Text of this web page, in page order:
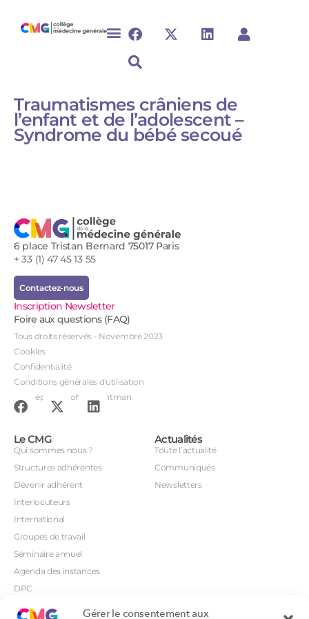
Gérer le consentement aux
Traumatismes crâniens de
l’enfant et de l’adolescent –
Syndrome du bébé secoué
6 place Tristan Bernard 75017 Paris
+ 33 (1) 47 45 13 55
Contactez-nous
Inscription Newsletter
Foire aux questions (FAQ)
Tous droits réservés - Novembre 2023
Cookies
Confidentialité
Conditions générales d'utilisation
Conception : John Brightman
Le CMG
Qui sommes nous ?
Structures adhérentes
Dévenir adhérent
Interlocuteurs
International
Groupes de travail
Séminaire annuel
Agenda des instances
DPC
Actualités
Toute l’actualité
Communiqués
Newsletters